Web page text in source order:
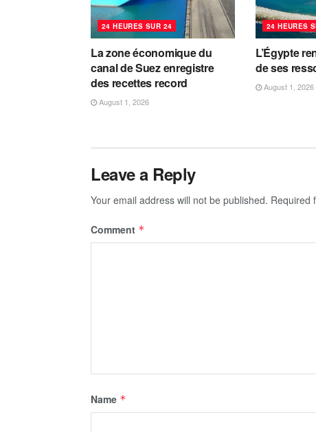
24 HEURES SUR 24
La zone économique du
canal de Suez enregistre
des recettes record
August 1, 2026
24 HEURES
L’Égypte
de ses
August 1, 2026
Leave a Reply
Your email address will not be published. Required
Comment *
Name *